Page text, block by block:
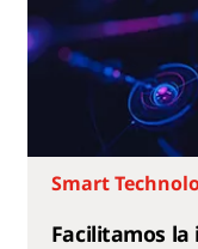
Smart
Facilitamos